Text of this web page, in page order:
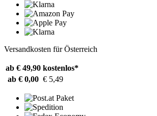
Versandkosten für Österreich
ab € 49,90 kostenlos*
ab € 0,00 € 5,49